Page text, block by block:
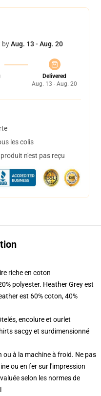
byAug. 13 - Aug. 20
Delivered
Aug. 13 - Aug. 20
les colis
n'est pas reçu
riche en coton
polyester. Heather Grey est
est 60% coton, 40%
encolure et ourlet
sacgy et surdimensionné
à la machine à froid. Ne pas
ou en fer sur l'impression
selon les normes de